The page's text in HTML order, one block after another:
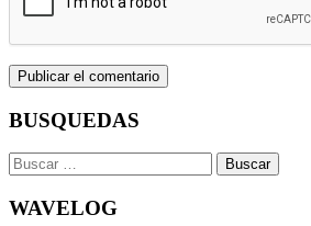
BUSQUEDAS
Buscar:
WAVELOG